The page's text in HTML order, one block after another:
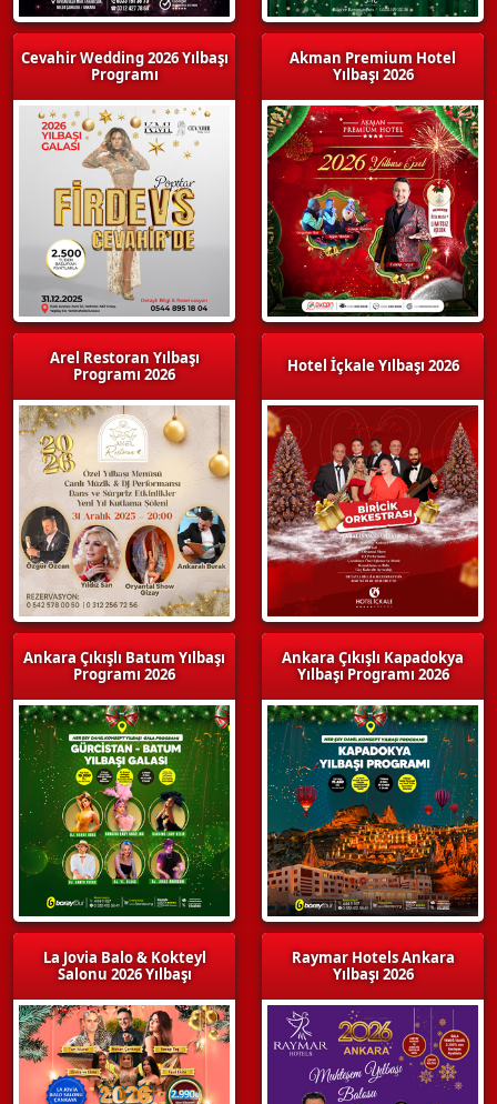
Cevahir Wedding 2026 Yılbaşı
Programı
Arel Restoran Yılbaşı
Programı 2026
Ankara Çıkışlı Batum Yılbaşı
Programı 2026
La Jovia Balo & Kokteyl
Salonu 2026 Yılbaşı
Akman Premium Hotel
Yılbaşı 2026
Hotel İçkale Yılbaşı 2026
Ankara Çıkışlı Kapadokya
Yılbaşı Programı 2026
Raymar Hotels Ankara
Yılbaşı 2026